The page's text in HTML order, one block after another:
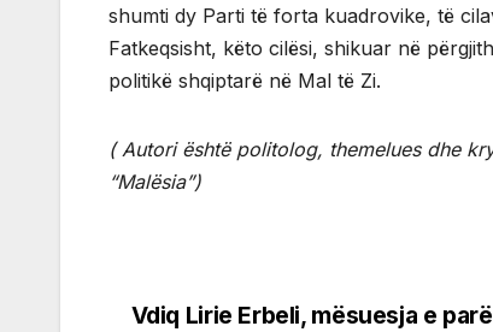
shumti dy Parti të forta kuadrovike, të
Fatkeqsisht, këto cilësi, shikuar në
politikë shqiptarë në Mal të Zi.
( Autori është politolog, themelues dhe
“Malësia”)
Vdiq Lirie Erbeli, mësuesja e